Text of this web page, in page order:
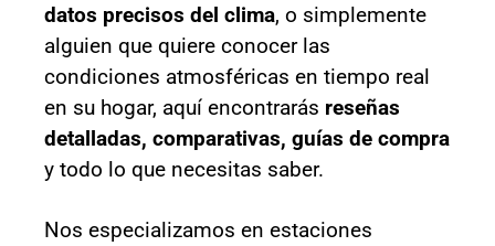
datos precisos del clima, o simplemente
alguien que quiere conocer las
condiciones atmosféricas en tiempo real
en su hogar, aquí encontrarás reseñas
detalladas, comparativas, guías de compra
y todo lo que necesitas saber.
Nos especializamos en estaciones